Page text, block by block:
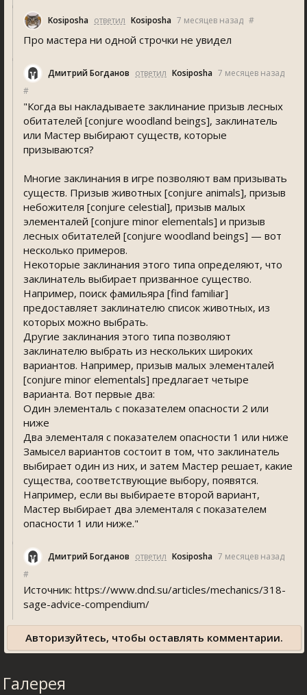
Kosiposha ответил Kosiposha 7 месяцев назад #
Про мастера ни одной строчки не увидел
Дмитрий Богданов ответил Kosiposha 7 месяцев назад
#
"Когда вы накладываете заклинание призыв лесных
обитателей [conjure woodland beings], заклинатель
или Мастер выбирают существ, которые
призываются?
Многие заклинания в игре позволяют вам призывать
существ. Призыв животных [conjure animals], призыв
небожителя [conjure celestial], призыв малых
элементалей [conjure minor elementals] и призыв
лесных обитателей [conjure woodland beings] — вот
несколько примеров.
Некоторые заклинания этого типа определяют, что
заклинатель выбирает призванное существо.
Например, поиск фамильяра [find familiar]
предоставляет заклинателю список животных, из
которых можно выбрать.
Другие заклинания этого типа позволяют
заклинателю выбрать из нескольких широких
вариантов. Например, призыв малых элементалей
[conjure minor elementals] предлагает четыре
варианта. Вот первые два:
Один элементаль с показателем опасности 2 или
ниже
Два элементаля с показателем опасности 1 или ниже
Замысел вариантов состоит в том, что заклинатель
выбирает один из них, и затем Мастер решает, какие
существа, соответствующие выбору, появятся.
Например, если вы выбираете второй вариант,
Мастер выбирает два элементаля с показателем
опасности 1 или ниже."
Дмитрий Богданов ответил Kosiposha 7 месяцев назад
#
Источник: https://www.dnd.su/articles/mechanics/318-
age-advice-compendium/
Авторизуйтесь, чтобы оставлять комментарии.
Галерея